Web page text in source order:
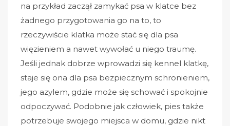
na przykład zaczął zamykać psa w klatce bez
żadnego przygotowania go na to, to
rzeczywiście klatka może stać się dla psa
więzieniem a nawet wywołać u niego traumę.
Jeśli jednak dobrze wprowadzi się kennel klatkę,
staje się ona dla psa bezpiecznym schronieniem,
jego azylem, gdzie może się schować i spokojnie
odpoczywać. Podobnie jak człowiek, pies także
potrzebuje swojego miejsca w domu, gdzie nikt